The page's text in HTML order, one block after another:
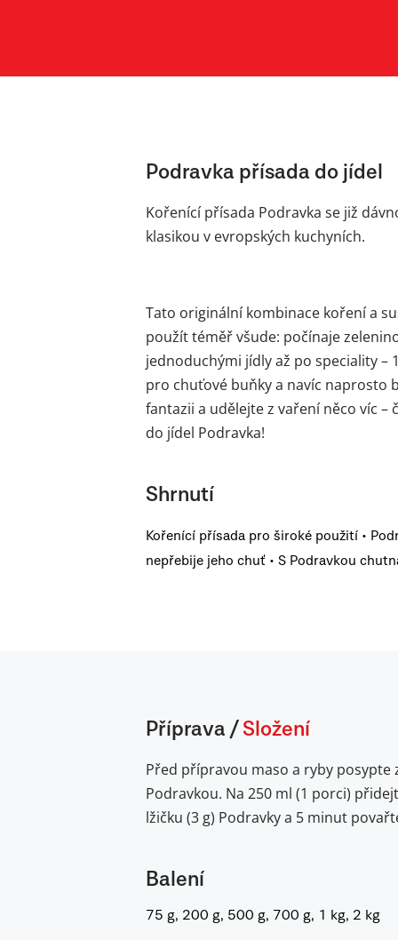
Podravka přísada do jídel
Kořenící přísada Podravka se již
klasikou v evropských kuchyních.
Tato originální kombinace koření a
použít téměř všude: počínaje
jednoduchými jídly až po speciality –
pro chuťové buňky a navíc naprosto
fantazii a udělejte z vaření něco víc –
do jídel Podravka!
Shrnutí
Kořenící přísada pro široké použití •
nepřebije jeho chuť • S Podravkou
Příprava / Složení
Před přípravou maso a ryby posypte
Podravkou. Na 250 ml (1 porci)
lžičku (3 g) Podravky a 5 minut
Balení
75 g, 200 g, 500 g, 700 g, 1 kg, 2 kg